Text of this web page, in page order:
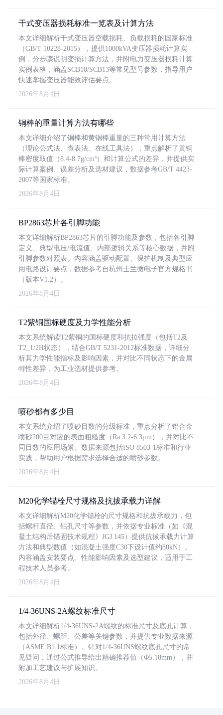
干式变压器损耗标准一览表及计算方法
本文详细解析干式变压器空载损耗、负载损耗的国家标准
（GB/T 10228-2015），提供1000kVA变压器损耗计算实
例，分步骤说明变损计算方法，并附电力变压器损耗计算
实例表格，涵盖SCB10/SCB13等常见型号参数，指导用户
快速掌握变压器能效评估要点。
2026年8月4日
铜棒的重量计算方法有哪些
本文详细介绍了铜棒和黄铜棒重量的三种常用计算方法
（理论公式法、查表法、在线工具法），重点解析了黄铜
棒密度取值（8.4-8.7g/cm³）和计算公式的差异，并提供实
际计算案例、误差分析及选材建议，数据参考GB/T 4423-
2007等国家标准。
2026年8月4日
BP2863芯片各引脚功能
本文详细解析BP2863芯片的引脚功能及参数，包括各引脚
定义、典型电压/电流值、内部逻辑关系等核心数据，并附
引脚参数对照表。内容涵盖驱动配置、保护机制及典型应
用电路设计要点，数据参考自杭州士兰微电子官方规格书
（版本V1.2）。
2026年8月4日
T2紫铜国标硬度及力学性能分析
本文系统解读T2紫铜的国标硬度和抗拉强度（包括T2及
T2_1/2H状态），结合GB/T 5231-2012标准数据，详细分
析其力学性能指标及影响因素，并对比不同状态下的金属
特性差异，为工业选材提供参考。
2026年8月4日
喷砂都有多少目
本文系统介绍了喷砂目数的分级标准，重点分析了铝合金
喷砂200目对应的表面粗糙度（Ra 3.2-6.3μm），并对比不
同目数的应用场景。数据来源包括ISO 8503-1标准和行业
实践，帮助用户根据需求选择合适的喷砂参数。
2026年8月4日
M20化学锚栓尺寸规格及抗拔承载力详解
本文详细解析M20化学锚栓的尺寸规格和抗拔承载力，包
括螺杆直径、钻孔尺寸等参数，并依据专业标准（如《混
凝土结构后锚固技术规程》JGJ 145）提供抗拔承载力计算
方法和典型数值（如混凝土强度C30下设计值约80kN）。
内容涵盖安装要点、性能影响因素及选型建议，适用于工
程技术人员参考。
2026年8月4日
1/4-36UNS-2A螺纹标准尺寸
本文详细解析1/4-36UNS-2A螺纹的标准尺寸及底孔计算，
包括外径、螺距、公差等关键参数，并提供专业数据来源
（ASME B1.1标准）。针对1/4-36UNS螺纹底孔尺寸的常
见疑问，通过公式推导给出精确推荐值（Φ5.18mm），并
附加工艺建议与扩展知识。
2026年8月4日